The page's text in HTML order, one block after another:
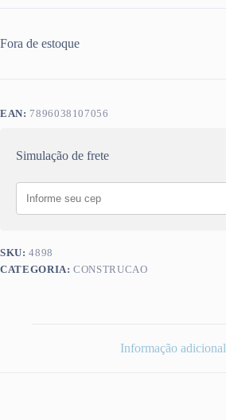
Fora de estoque
EAN: 7896038107056
Simulação de frete
SKU:4898
CATEGORIA:CONSTRUCAO
Informação adicional